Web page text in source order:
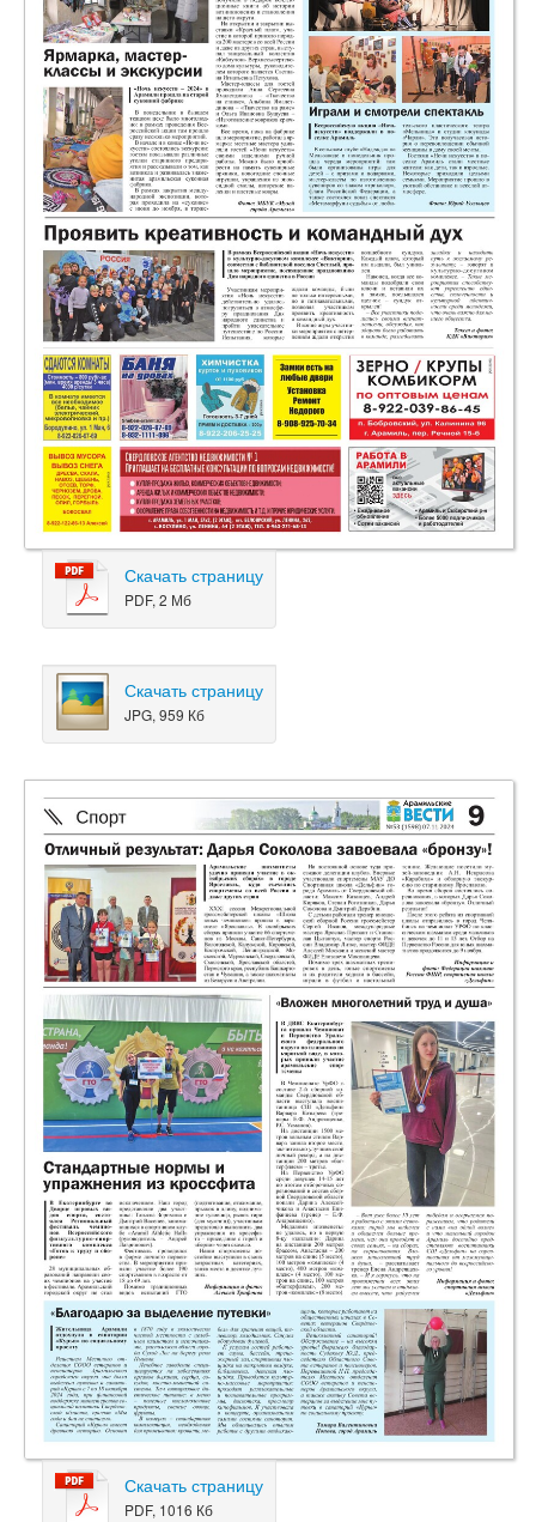
Скачать страницу
PDF, 2 Мб
Скачать страницу
JPG, 959 Кб
Скачать страницу
PDF, 1016 Кб